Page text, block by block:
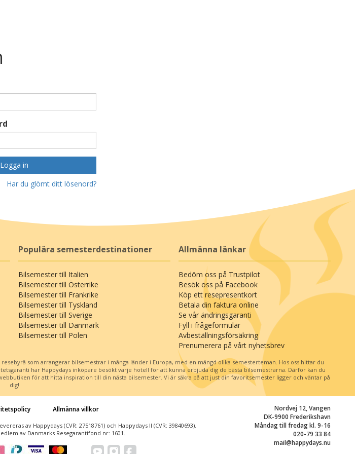
Logga in
Har du glömt ditt lösenord?
Populära semesterdestinationer
Bilsemester till Italien
Bilsemester till Österrike
Bilsemester till Frankrike
Bilsemester till Tyskland
Bilsemester till Sverige
Bilsemester till Danmark
Bilsemester till Polen
Allmänna länkar
Bedöm oss på Trustpilot
Besök oss på Facebook
Köp ett resepresentkort
Betala din faktura online
Se vår ändringsgaranti
Fyll i frågeformulär
Avbeställningsförsäkring
Prenumerera på vårt nyhetsbrev
resebyrå som arrangerar bilsemestrar i många länder i Europa, med en mängd olika semesterteman. Hos oss hittar du
har Happydays inköpare besökt varje hotell för att kunna erbjuda dig de bästa bilsemestrarna. Därför kan du
för att hitta inspiration till din nästa bilsemester. Vi är säkra på att just din favoritsemester ligger och väntar på
dig!
Nordvej 12, Vangen
DK-9900 Frederikshavn
Måndag till fredag kl. 9-16
020-79 33 84
mail@happydays.nu
Allmänna villkor
av Happydays (CVR: 27518761) och Happydays II (CVR: 39840693).
av Danmarks Resegarantifond nr: 1601.